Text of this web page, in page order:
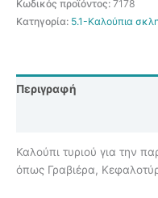
kg
P00810
Κωδικός προϊόντος: 7178
Κατηγορία: 5.1-Καλούπια
Περιγραφή
Καλούπι τυριού για την
όπως Γραβιέρα,